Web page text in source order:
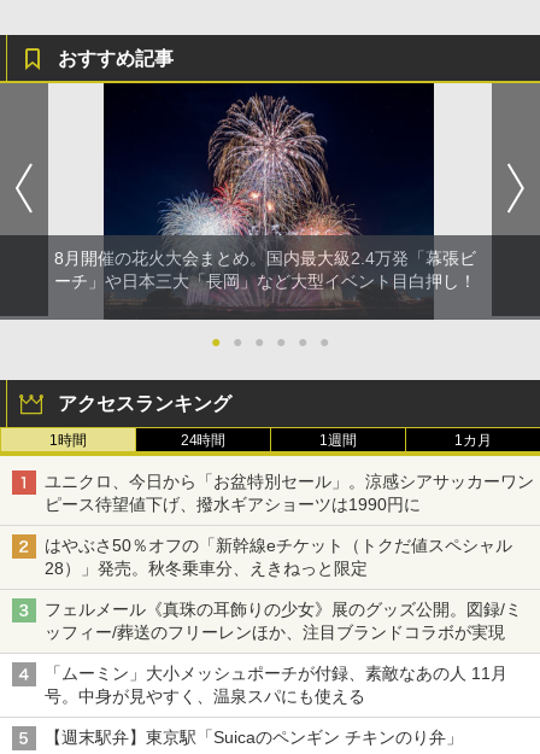
おすすめ記事
8月開催の花火大会まとめ。国内最大級2.4万発「幕張ビ
ーチ」や日本三大「長岡」など大型イベント目白押し！
● ● ● ● ● ●
アクセスランキング
1時間 24時間 1週間 1カ月
ユニクロ、今日から「お盆特別セール」。涼感シアサッカーワン
ピース待望値下げ、撥水ギアショーツは1990円に
はやぶさ50％オフの「新幹線eチケット（トクだ値スペシャル
28）」発売。秋冬乗車分、えきねっと限定
フェルメール《真珠の耳飾りの少女》展のグッズ公開。図録/ミ
ッフィー/葬送のフリーレンほか、注目ブランドコラボが実現
「ムーミン」大小メッシュポーチが付録、素敵なあの人 11月
号。中身が見やすく、温泉スパにも使える
【週末駅弁】東京駅「Suicaのペンギン チキンのり弁」